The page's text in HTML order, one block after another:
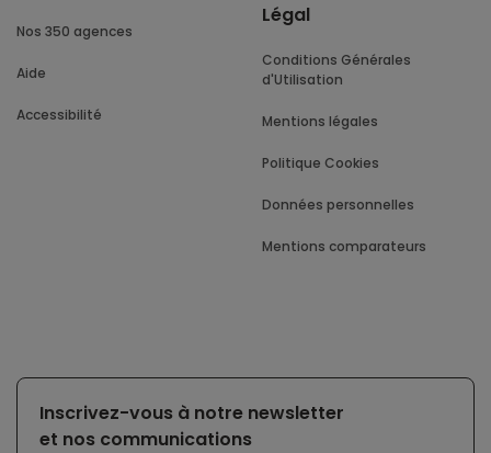
Nos 350 agences
Aide
Accessibilité
Légal
Conditions Générales
d'Utilisation
Mentions légales
Politique Cookies
Données personnelles
Mentions comparateurs
Inscrivez-vous à notre newsletter
et nos communications